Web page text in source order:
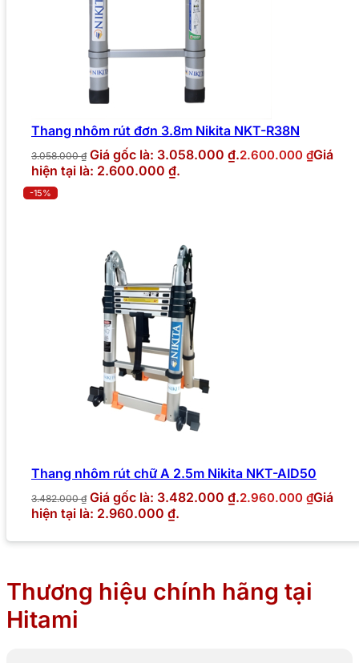
Thang nhôm rút đơn 3.8m Nikita NKT-R38N
3.058.000₫ Giá gốc là: 3.058.000 ₫.2.600.000 ₫Giá
hiện tại là: 2.600.000 ₫.
-15%
Thang nhôm rút chữ A 2.5m Nikita NKT-AID50
3.482.000₫ Giá gốc là: 3.482.000 ₫.2.960.000 ₫Giá
hiện tại là: 2.960.000 ₫.
Thương hiệu chính hãng tại
Hitami